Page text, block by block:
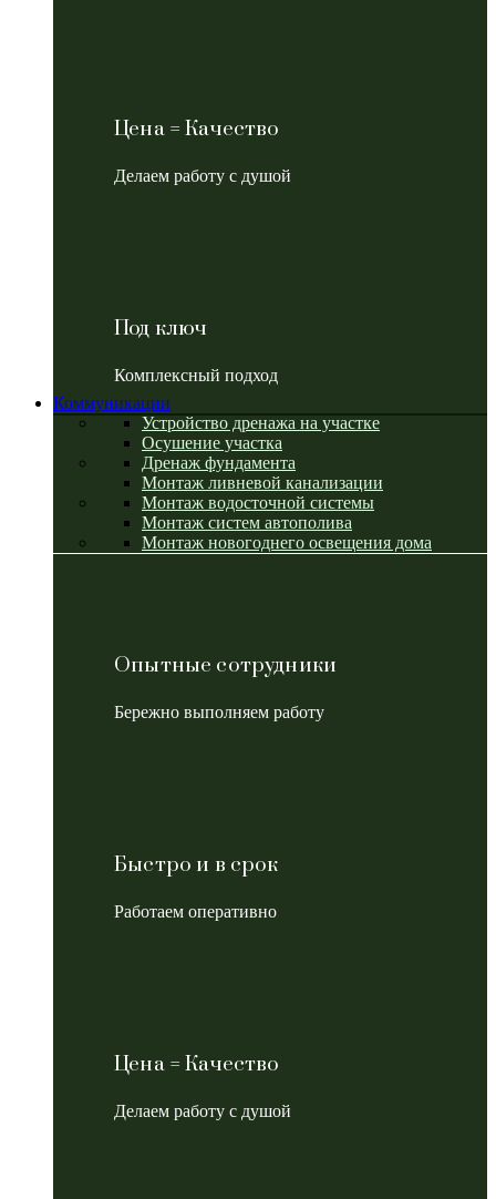
Цена = Качество
Делаем работу с душой
Под ключ
Комплексный подход
Коммуникации
Устройство дренажа на участке
Осушение участка
Дренаж фундамента
Монтаж ливневой канализации
Монтаж водосточной системы
Монтаж систем автополива
Монтаж новогоднего освещения дома
Опытные сотрудники
Бережно выполняем работу
Быстро и в срок
Работаем оперативно
Цена = Качество
Делаем работу с душой